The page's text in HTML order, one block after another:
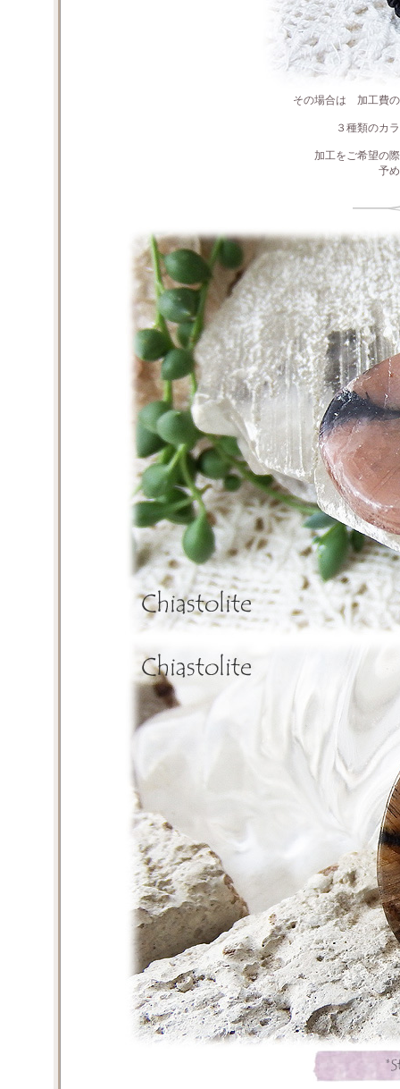
その場合は 加工費の
３種類のカ
加工をご希望の
予